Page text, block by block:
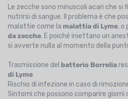
Le zecche sono minuscoli acari che si
nutrirsi di sangue. Il problema è che
malattie come la malattia di Lyme, o
da zecche. E poiché iniettano un
si avverte nulla al momento della
Trasmissione del batterio Borrelia
di Lyme
Rischio di infezione in caso di
Sintomi che possono comparire